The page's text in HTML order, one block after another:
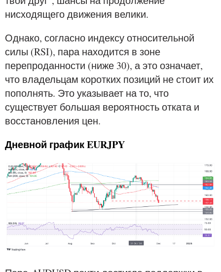
нисходящего движения велики.
Однако, согласно индексу относительной
силы (RSI), пара находится в зоне
перепроданности (ниже 30), а это означает,
что владельцам коротких позиций не стоит их
пополнять. Это указывает на то, что
существует большая вероятность отката и
восстановления цен.
Дневной график EURJPY